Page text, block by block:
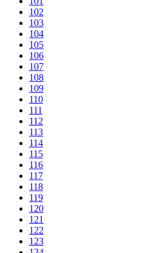
102
103
104
105
106
107
108
109
110
111
112
113
114
115
116
117
118
119
120
121
122
123